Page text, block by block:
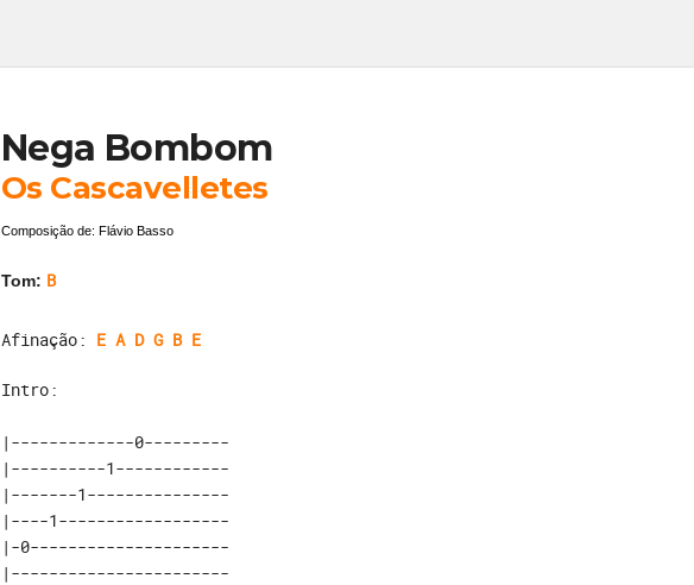
Nega Bombom
Os Cascavelletes
Composição de: Flávio Basso
Tom: B
Afinação: E A D G B E
Intro:
|-------------0---------
|----------1------------
|-------1---------------
|----1------------------
|-0---------------------
|-----------------------